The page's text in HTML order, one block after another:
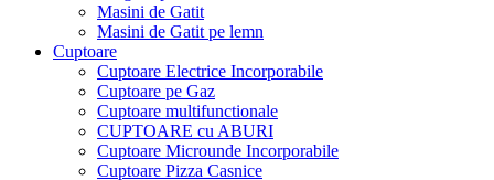
Masini de Gatit
Masini de Gatit pe lemn
Cuptoare
Cuptoare Electrice Incorporabile
Cuptoare pe Gaz
Cuptoare multifunctionale
CUPTOARE cu ABURI
Cuptoare Microunde Incorporabile
Cuptoare Pizza Casnice